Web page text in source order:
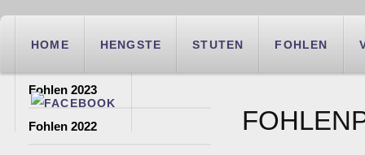
HOME HENGSTE STUTEN FOHLEN
Fohlen 2023
Fohlen 2022